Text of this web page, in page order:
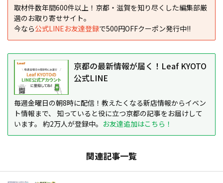
取材件数年間600件以上！京都・滋賀を知り尽くした編集部厳
選のお取り寄せサイト。
今なら公式LINEお友達登録で500円OFFクーポン発行中!!
京都の最新情報が届く！Leaf KYOTO
公式LINE
毎週金曜日の朝8時に配信！教えたくなる新店情報からイベン
ト情報まで、 知っていると役に立つ京都の記事をお届けして
います。 約2万人が登録中。 お友達追加はこちら！
関連記事一覧